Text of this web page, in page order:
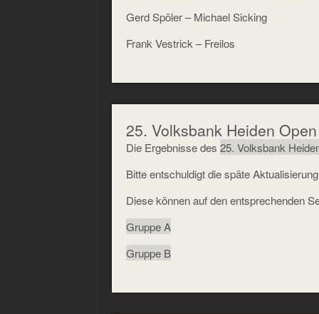
Gerd Spöler – Michael Sicking
Frank Vestrick – Freilos
25. Volksbank Heiden Open
Die Ergebnisse des 25. Volksbank
Bitte entschuldigt die späte
Diese können auf den entsprechenden
Gruppe A
Gruppe B